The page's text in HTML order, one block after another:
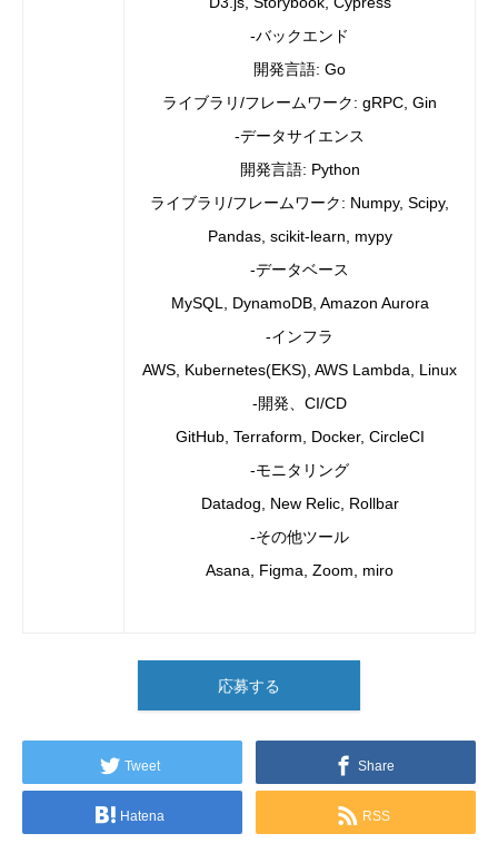
-バックエンド
開発言語: Go
ライブラリ/フレームワーク: gRPC, Gin
-データサイエンス
開発言語: Python
ライブラリ/フレームワーク: Numpy, Scipy,
Pandas, scikit-learn, mypy
-データベース
MySQL, DynamoDB, Amazon Aurora
-インフラ
AWS, Kubernetes(EKS), AWS Lambda, Linux
-開発、CI/CD
GitHub, Terraform, Docker, CircleCI
-モニタリング
Datadog, New Relic, Rollbar
-その他ツール
Asana, Figma, Zoom, miro
応募する
Tweet Share
Hatena RSS